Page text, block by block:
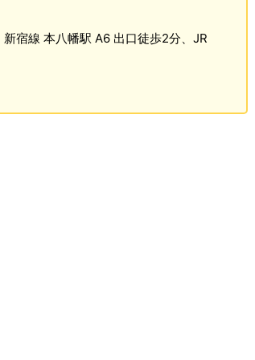
宿線 本八幡駅 A6 出口徒歩2分、JR